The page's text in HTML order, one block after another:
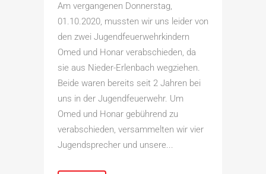
Am vergangenen Donnerstag,
01.10.2020, mussten wir uns leider von
den zwei Jugendfeuerwehrkindern
Omed und Honar verabschieden, da
sie aus Nieder-Erlenbach wegziehen.
Beide waren bereits seit 2 Jahren bei
uns in der Jugendfeuerwehr. Um
Omed und Honar gebührend zu
verabschieden, versammelten wir vier
Jugendsprecher und unsere...